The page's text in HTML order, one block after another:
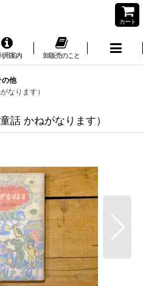
カート
用案内 卸販売のこと
の他
なります）
話 かねがなります）